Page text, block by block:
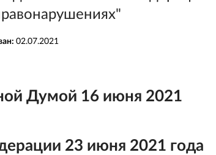
02.07.2021
Думой 16 июня 2021
23 июня 2021 года